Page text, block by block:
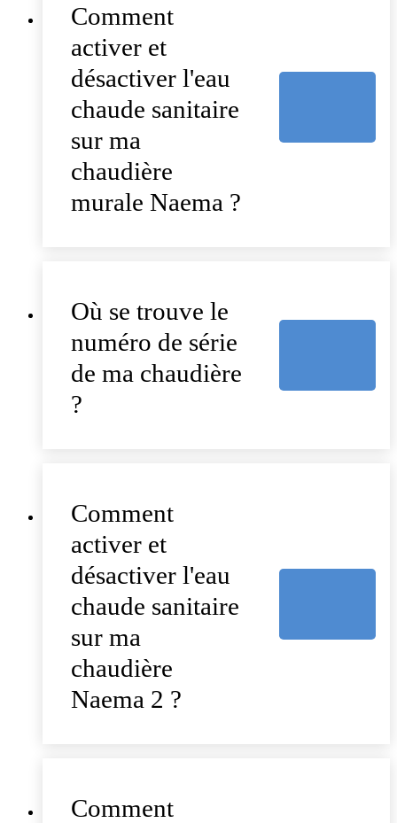
Comment
activer et
désactiver l'eau
chaude sanitaire
sur ma
chaudière
murale Naema ?
Où se trouve le
numéro de série
de ma chaudière
?
Comment
activer et
désactiver l'eau
chaude sanitaire
sur ma
chaudière
Naema 2 ?
Comment